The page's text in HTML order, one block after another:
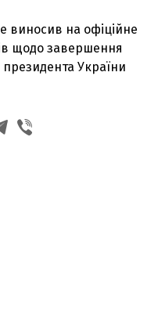
виносив на офіційне
щодо завершення
України